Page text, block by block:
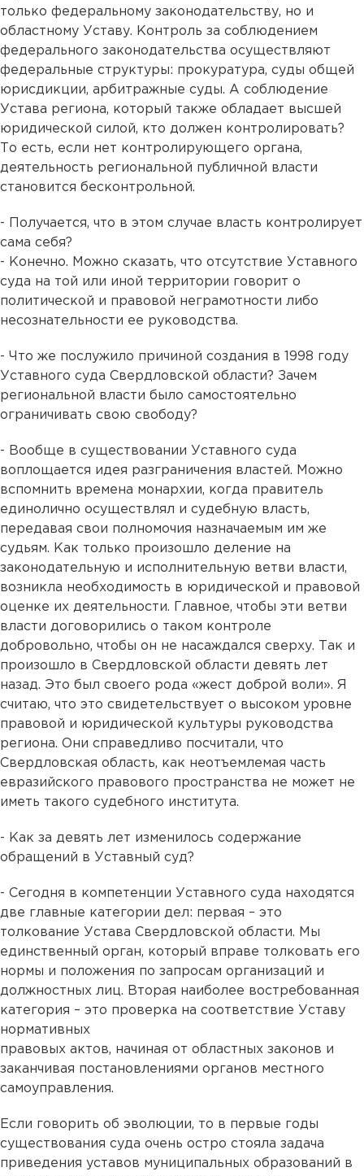
только федеральному законодательству, но и
областному Уставу. Контроль за соблюдением
федерального законодательства осуществляют
федеральные структуры: прокуратура, суды общей
юрисдикции, арбитражные суды. А соблюдение
Устава региона, который также обладает высшей
юридической силой, кто должен контролировать?
То есть, если нет контролирующего органа,
деятельность региональной публичной власти
становится бесконтрольной.
- Получается, что в этом случае власть контролирует
сама себя?
- Конечно. Можно сказать, что отсутствие Уставного
суда на той или иной территории говорит о
политической и правовой неграмотности либо
несознательности ее руководства.
- Что же послужило причиной создания в 1998 году
Уставного суда Свердловской области? Зачем
региональной власти было самостоятельно
ограничивать свою свободу?
- Вообще в существовании Уставного суда
воплощается идея разграничения властей. Можно
вспомнить времена монархии, когда правитель
единолично осуществлял и судебную власть,
передавая свои полномочия назначаемым им же
судьям. Как только произошло деление на
законодательную и исполнительную ветви власти,
возникла необходимость в юридической и правовой
оценке их деятельности. Главное, чтобы эти ветви
власти договорились о таком контроле
добровольно, чтобы он не насаждался сверху. Так и
произошло в Свердловской области девять лет
назад. Это был своего рода «жест доброй воли». Я
считаю, что это свидетельствует о высоком уровне
правовой и юридической культуры руководства
региона. Они справедливо посчитали, что
Свердловская область, как неотъемлемая часть
евразийского правового пространства не может не
иметь такого судебного института.
- Как за девять лет изменилось содержание
обращений в Уставный суд?
- Сегодня в компетенции Уставного суда находятся
две главные категории дел: первая – это
толкование Устава Свердловской области. Мы
единственный орган, который вправе толковать его
нормы и положения по запросам организаций и
должностных лиц. Вторая наиболее востребованная
категория – это проверка на соответствие Уставу
нормативных
правовых актов, начиная от областных законов и
заканчивая постановлениями органов местного
самоуправления.
Если говорить об эволюции, то в первые годы
существования суда очень остро стояла задача
приведения уставов муниципальных образований в